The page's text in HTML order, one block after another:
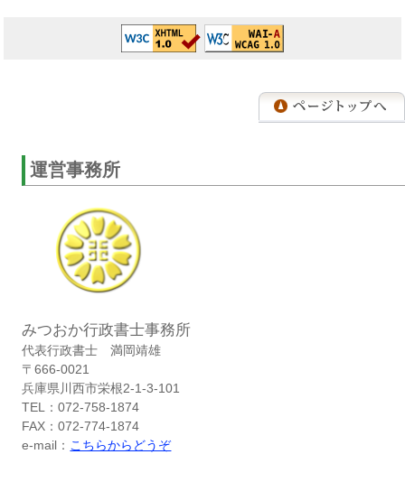
運営事務所
みつおか行政書士事務所
代表行政書士 満岡靖雄
〒666-0021
兵庫県川西市栄根2-1-3-101
TEL：072-758-1874
FAX：072-774-1874
e-mail： こちらからどうぞ